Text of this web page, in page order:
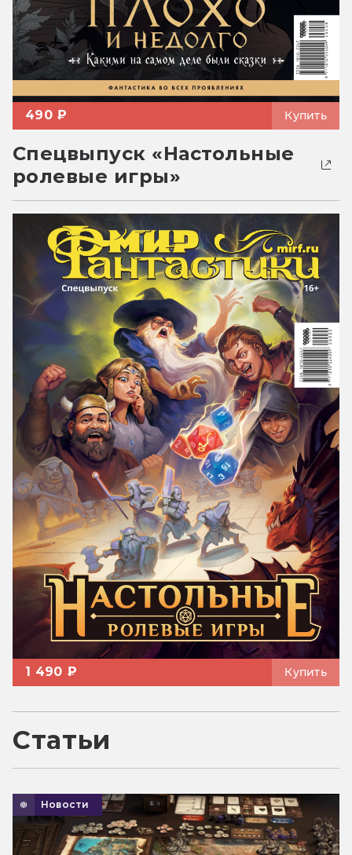
490 ₽ Купить
Спецвыпуск «Настольные
ролевые игры»
1 490 ₽ Купить
Статьи
Новости